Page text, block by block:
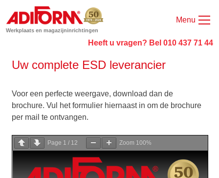
Werkplaats en magazijninrichtingen
Menu
Heeft u vragen? Bel 010 437 71 44
Uw complete ESD leverancier
Voor een perfecte weergave, download dan de
brochure. Vul het formulier hiernaast in om de brochure
per mail te ontvangen.
Page 1 / 12 Zoom 100%